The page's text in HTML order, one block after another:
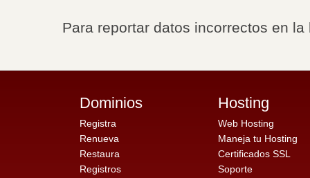
Para reportar datos incorrectos en
Dominios
Registra
Renueva
Restaura
Registros
Hosting
Web Hosting
Maneja tu Hosting
Certificados SSL
Soporte